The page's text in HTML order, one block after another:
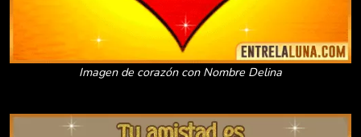
Imagen de corazón con Nombre Delina